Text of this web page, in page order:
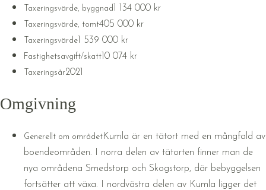
Taxeringsvärde, byggnad 1 134 000 kr
Taxeringsvärde, tomt405 000 kr
Taxeringsvärde 1 539 000 kr
Fastighetsavgift/skatt 10 074 kr
Taxeringsår2021
Omgivning
Generellt om området Kumla är en tätort med en mångfald av
boendeområden. I norra delen av tätorten finner man de
nya områdena Smedstorp och Skogstorp, där bebyggelsen
fortsätter att växa. I nordvästra delen av Kumla ligger det